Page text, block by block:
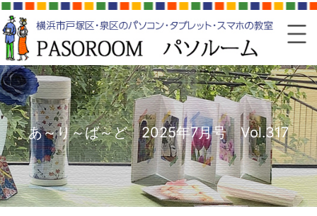
あ～り～ば～ど 2025年7月号 Vol.317